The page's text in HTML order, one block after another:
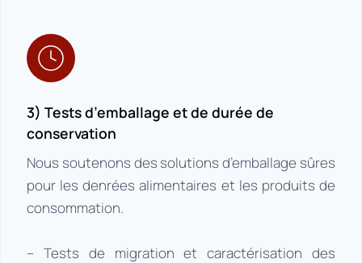
3) Tests d’emballage et de durée de
conservation
Nous soutenons des solutions d’emballage sûres
pour les denrées alimentaires et les produits de
consommation.
– Tests de migration et caractérisation des